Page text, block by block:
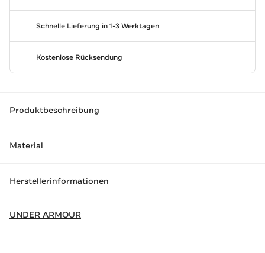
Schnelle Lieferung in 1-3 Werktagen
Kostenlose Rücksendung
Produktbeschreibung
Material
Herstellerinformationen
UNDER ARMOUR